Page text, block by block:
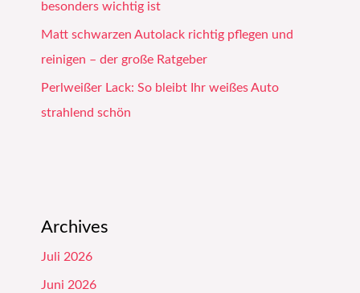
besonders wichtig ist
Matt schwarzen Autolack richtig pflegen und
reinigen – der große Ratgeber
Perlweißer Lack: So bleibt Ihr weißes Auto
strahlend schön
Archives
Juli 2026
Juni 2026